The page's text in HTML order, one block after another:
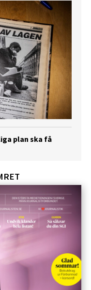
plan ska få